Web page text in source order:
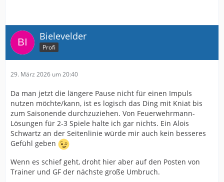
Bielevelder
Profi
29. März 2026 um 20:40
Da man jetzt die längere Pause nicht für einen Impuls
nutzen möchte/kann, ist es logisch das Ding mit Kniat bis
zum Saisonende durchzuziehen. Von Feuerwehrmann-
Lösungen für 2-3 Spiele halte ich gar nichts. Ein Alois
Schwartz an der Seitenlinie würde mir auch kein besseres
Gefühl geben
Wenn es schief geht, droht hier aber auf den Posten von
Trainer und GF der nächste große Umbruch.